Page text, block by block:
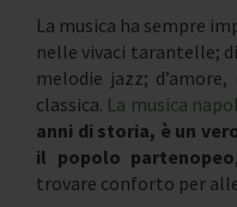
La musica ha sempre
nelle vivaci tarantelle;
melodie jazz;
classica. La musica
anni di storia, è un
il popolo partenopeo
trovare conforto per